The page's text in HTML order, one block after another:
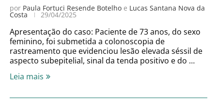
por Paula Fortuci Resende Botelho e Lucas Santana Nova da
Costa 29/04/2025
Apresentação do caso: Paciente de 73 anos, do sexo
feminino, foi submetida a colonoscopia de
rastreamento que evidenciou lesão elevada séssil de
aspecto subepitelial, sinal da tenda positivo e do …
Leia mais